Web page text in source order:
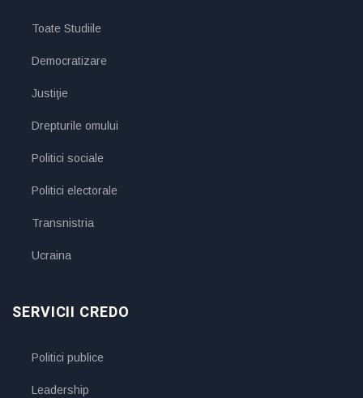
Toate Studiile
Democratizare
Justiţie
Drepturile omului
Politici sociale
Politici electorale
Transnistria
Ucraina
SERVICII CREDO
Politici publice
Leadership